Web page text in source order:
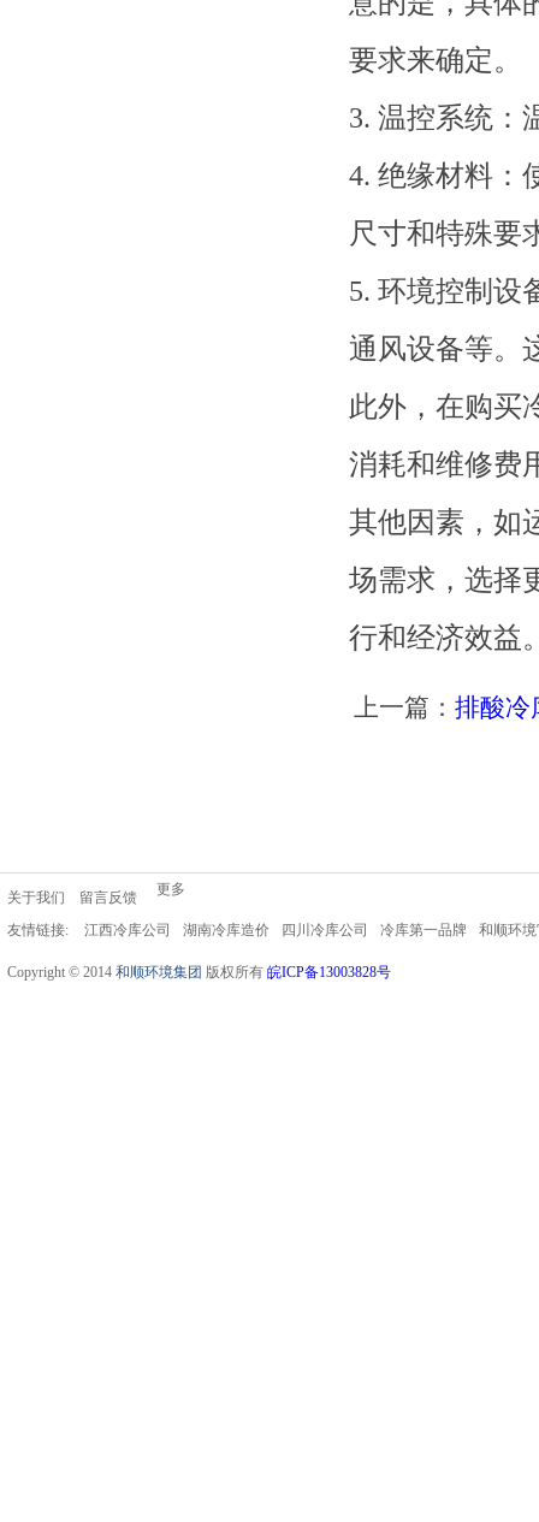
要求来确定。
3. 温控系统：
4. 绝缘材料：
尺寸和特殊要
5. 环境控制设
通风设备等。
此外，在购买
消耗和维修费
其他因素，如
场需求，选择
行和经济效益
上一篇： 排酸冷
关于我们 留言反馈 更多
友情链接: 江西冷库公司 湖南冷库造价 四川冷库公司 冷库第一品牌 和顺环
Copyright © 2014 和顺环境集团 版权所有 皖ICP备13003828号